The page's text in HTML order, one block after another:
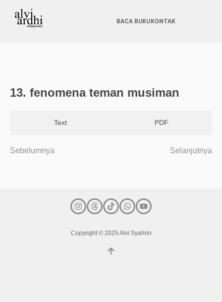
BACA BUKU KONTAK
13. fenomena teman musiman
Text PDF
Sebelumnya Selanjutnya
Copyright © 2025 Alvi Syahrin